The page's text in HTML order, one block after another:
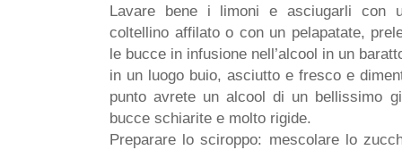
Lavare bene i limoni e asciugarli con
coltellino affilato o con un pelapatate,
le bucce in infusione nell’alcool in un
in un luogo buio, asciutto e fresco e
punto avrete un alcool di un bellissimo
bucce schiarite e molto rigide.
Preparare lo sciroppo: mescolare lo